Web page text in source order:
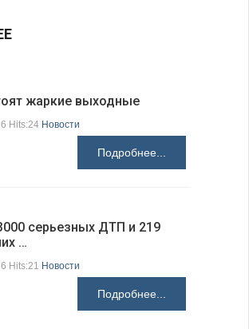
жаркие выходные
Hits:24 Новости
Подробнее...
серьезных ДТП и 219
…
Hits:21 Новости
Подробнее...